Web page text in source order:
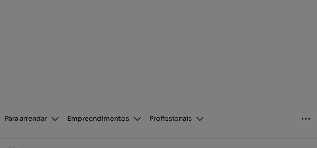
Para arrendar Empreendimentos Profissionais